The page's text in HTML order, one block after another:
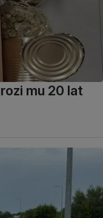
mu 20 lat